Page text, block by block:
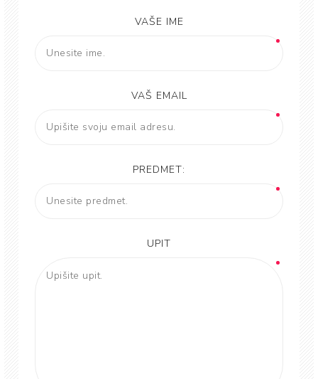
VAŠE IME
VAŠ EMAIL
PREDMET:
UPIT